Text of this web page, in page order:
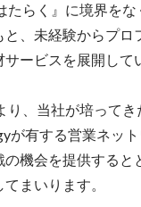
たらく』に境界を
、未経験からプ
ービスを展開して
り、当社が培って
が有する営業ネッ
機会を提供する
まいります。